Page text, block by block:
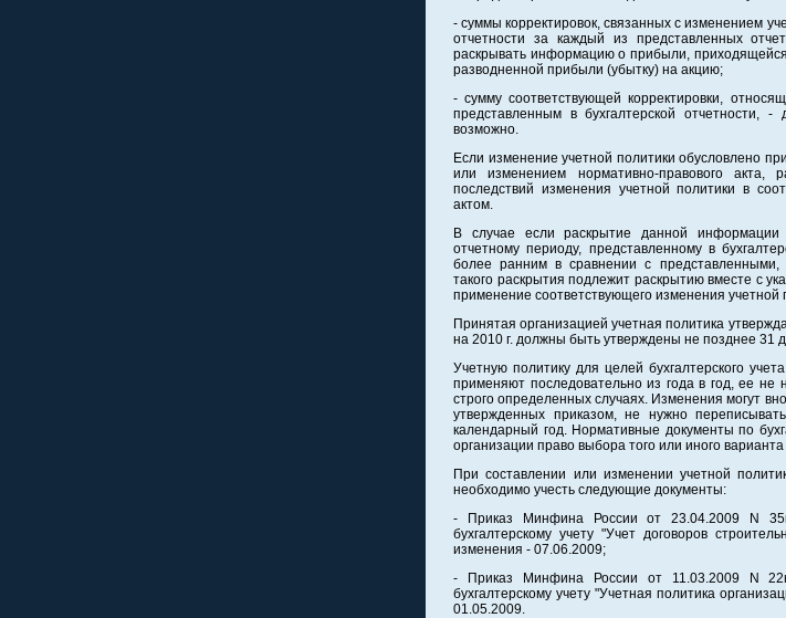
- суммы корректировок, связанных с изменением
отчетности за каждый из представленных
раскрывать информацию о прибыли,
разводненной прибыли (убытку) на акцию;
- сумму соответствующей корректировки,
представленным в бухгалтерской отчетности,
возможно.
Если изменение учетной политики обусловлено
или изменением нормативно-правового акта,
последствий изменения учетной политики в
актом.
В случае если раскрытие данной
отчетному периоду, представленному в
более ранним в сравнении с
такого раскрытия подлежит раскрытию вместе с
применение соответствующего изменения учетной
Принятая организацией учетная политика
на 2010 г. должны быть утверждены не позднее 31
Учетную политику для целей бухгалтерского
применяют последовательно из года в год, ее не
строго определенных случаях. Изменения могут
утвержденных приказом, не нужно
календарный год. Нормативные документы по
организации право выбора того или иного варианта
При составлении или изменении учетной
необходимо учесть следующие документы:
- Приказ Минфина России от 23.04.2009 N
бухгалтерскому учету "Учет договоров
изменения - 07.06.2009;
- Приказ Минфина России от 11.03.2009 N
бухгалтерскому учету "Учетная политика
01.05.2009.